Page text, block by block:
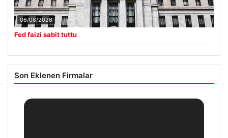
06/08/2026
Fed faizi sabit tuttu
Son Eklenen Firmalar